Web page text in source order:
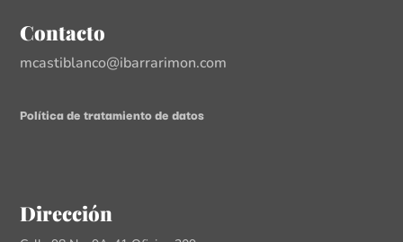
Contacto
mcastiblanco@ibarrarimon.com
Política de tratamiento de datos
Dirección